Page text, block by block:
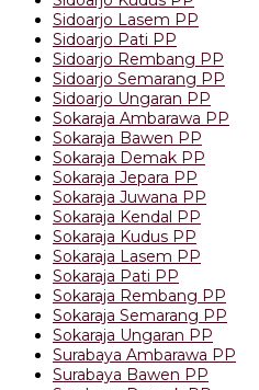
Sidoarjo Lasem PP
Sidoarjo Pati PP
Sidoarjo Rembang PP
Sidoarjo Semarang PP
Sidoarjo Ungaran PP
Sokaraja Ambarawa PP
Sokaraja Bawen PP
Sokaraja Demak PP
Sokaraja Jepara PP
Sokaraja Juwana PP
Sokaraja Kendal PP
Sokaraja Kudus PP
Sokaraja Lasem PP
Sokaraja Pati PP
Sokaraja Rembang PP
Sokaraja Semarang PP
Sokaraja Ungaran PP
Surabaya Ambarawa PP
Surabaya Bawen PP